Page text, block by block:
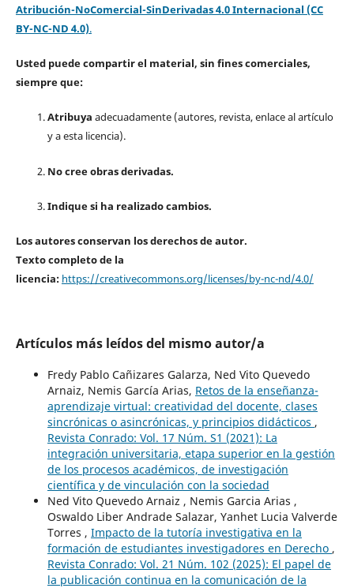
Atribución-NoComercial-SinDerivadas 4.0 Internacional (CC
BY-NC-ND 4.0).
Usted puede compartir el material, sin fines comerciales,
siempre que:
Atribuya adecuadamente (autores, revista, enlace al artículo
y a esta licencia).
No cree obras derivadas.
Indique si ha realizado cambios.
Los autores conservan los derechos de autor.
Texto completo de la
licencia: https://creativecommons.org/licenses/by-nc-nd/4.0/
Artículos más leídos del mismo autor/a
Fredy Pablo Cañizares Galarza, Ned Vito Quevedo
Arnaiz, Nemis García Arias, Retos de la enseñanza-
aprendizaje virtual: creatividad del docente, clases
sincrónicas o asincrónicas, y principios didácticos ,
Revista Conrado: Vol. 17 Núm. S1 (2021): La
integración universitaria, etapa superior en la gestión
de los procesos académicos, de investigación
científica y de vinculación con la sociedad
Ned Vito Quevedo Arnaiz , Nemis Garcia Arias ,
Oswaldo Liber Andrade Salazar, Yanhet Lucia Valverde
Torres , Impacto de la tutoría investigativa en la
formación de estudiantes investigadores en Derecho ,
Revista Conrado: Vol. 21 Núm. 102 (2025): El papel de
la publicación continua en la comunicación de la